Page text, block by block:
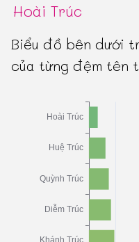
Hoài Trúc
Biểu đồ bên dưới
của từng đệm tên